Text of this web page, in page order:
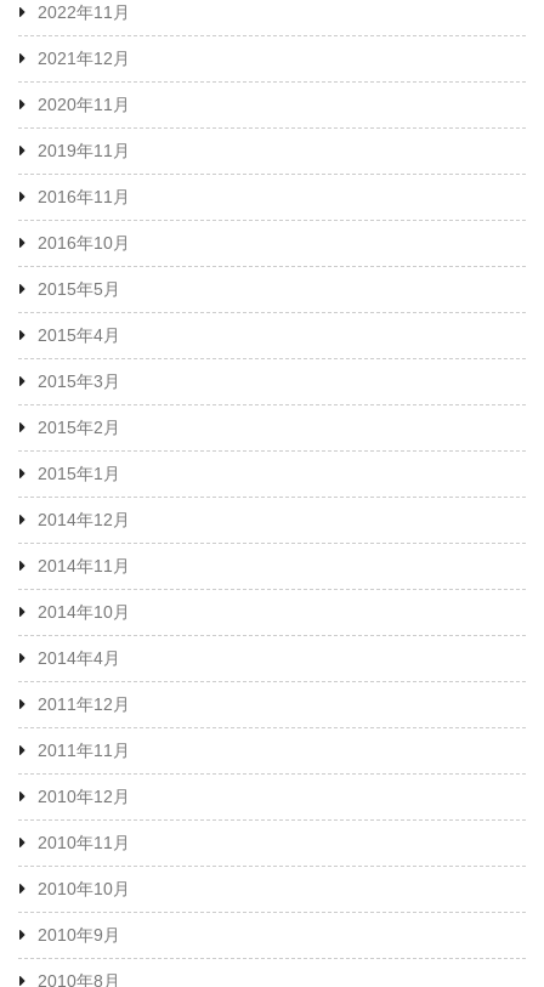
2022年11月
2021年12月
2020年11月
2019年11月
2016年11月
2016年10月
2015年5月
2015年4月
2015年3月
2015年2月
2015年1月
2014年12月
2014年11月
2014年10月
2014年4月
2011年12月
2011年11月
2010年12月
2010年11月
2010年10月
2010年9月
2010年8月